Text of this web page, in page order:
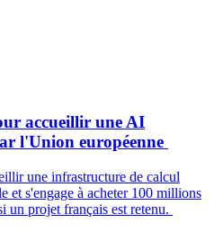
accueillir une AI
l'Union européenne
une infrastructure de calcul
et s'engage à acheter 100 millions
un projet français est retenu.